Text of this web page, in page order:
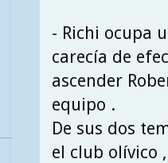
- Richi ocupa
carecía de
ascender
equipo .
De sus dos
el club olívico